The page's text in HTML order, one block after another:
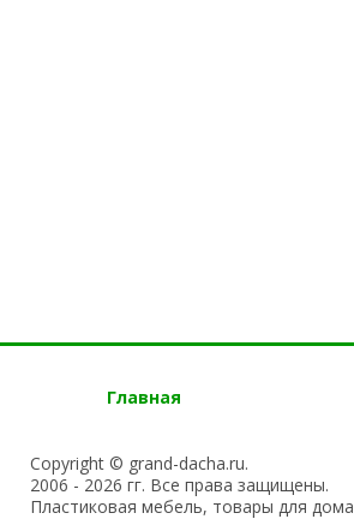
Главная
Copyright © grand-dacha.ru.
2006 - 2026 гг. Все права защищены.
Пластиковая мебель, товары для дома